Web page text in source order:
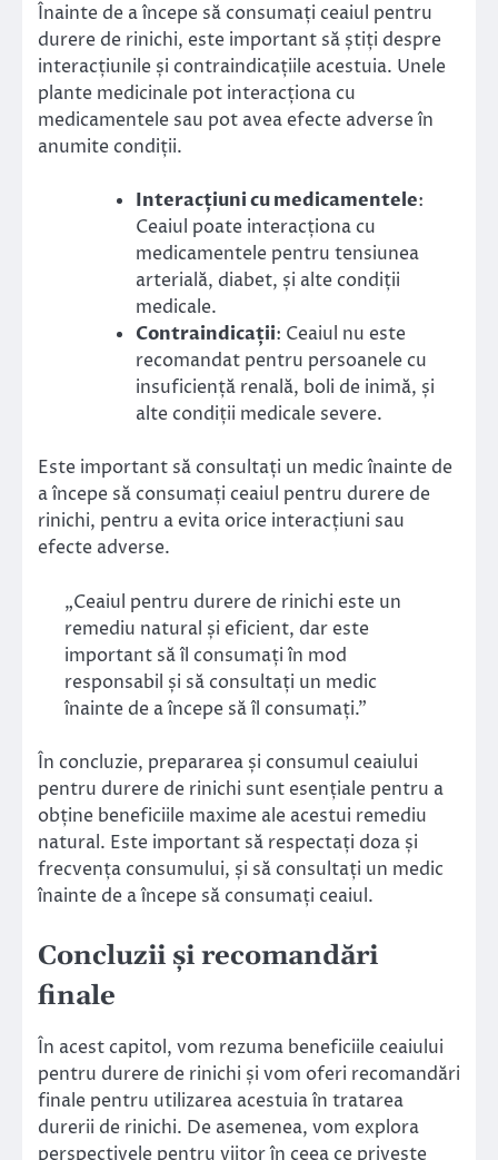
Înainte de a începe să consumați ceaiul pentru
durere de rinichi, este important să știți despre
interacțiunile și contraindicațiile acestuia. Unele
plante medicinale pot interacționa cu
medicamentele sau pot avea efecte adverse în
anumite condiții.
Interacțiuni cu medicamentele:
Ceaiul poate interacționa cu
medicamentele pentru tensiunea
arterială, diabet, și alte condiții
medicale.
Contraindicații: Ceaiul nu este
recomandat pentru persoanele cu
insuficiență renală, boli de inimă, și
alte condiții medicale severe.
Este important să consultați un medic înainte de
a începe să consumați ceaiul pentru durere de
rinichi, pentru a evita orice interacțiuni sau
efecte adverse.
„Ceaiul pentru durere de rinichi este un
remediu natural și eficient, dar este
important să îl consumați în mod
responsabil și să consultați un medic
înainte de a începe să îl consumați.”
În concluzie, prepararea și consumul ceaiului
pentru durere de rinichi sunt esențiale pentru a
obține beneficiile maxime ale acestui remediu
natural. Este important să respectați doza și
frecvența consumului, și să consultați un medic
înainte de a începe să consumați ceaiul.
Concluzii și recomandări
finale
În acest capitol, vom rezuma beneficiile ceaiului
pentru durere de rinichi și vom oferi recomandări
finale pentru utilizarea acestuia în tratarea
durerii de rinichi. De asemenea, vom explora
perspectivele pentru viitor în ceea ce privește